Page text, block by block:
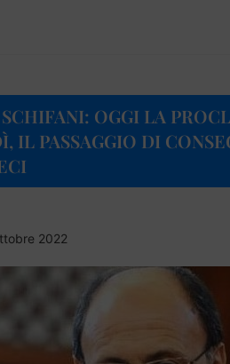
OGGI LA
IL PASSAGGIO DI
2022